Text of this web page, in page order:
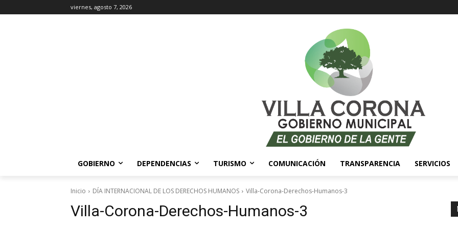
viernes, agosto 7, 2026
GOBIERNO DEPENDENCIAS TURISMO COMUNICACIÓN TRANSPARENCIA SERVICIOS
Inicio DÍA INTERNACIONAL DE LOS DERECHOS HUMANOS Villa-Corona-Derechos-Humanos-3
Villa-Corona-Derechos-Humanos-3